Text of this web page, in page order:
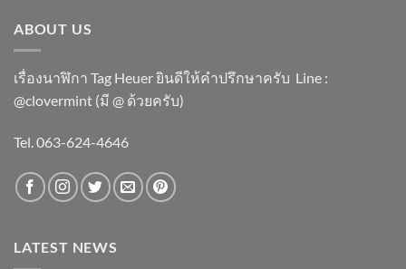
ABOUT US
เรื่องนาฬิกา Tag Heuer ยินดีให้คำปรึกษาครับ ​Line :
@clovermint (มี @ ด้วยครับ)
Tel. 063-624-4646
LATEST NEWS